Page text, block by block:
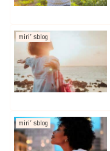
miri′sblog
miri′sblog